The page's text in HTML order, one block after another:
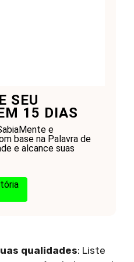
SEU
15 DIAS
e
base na Palavra de
e alcance suas
qualidades: Liste